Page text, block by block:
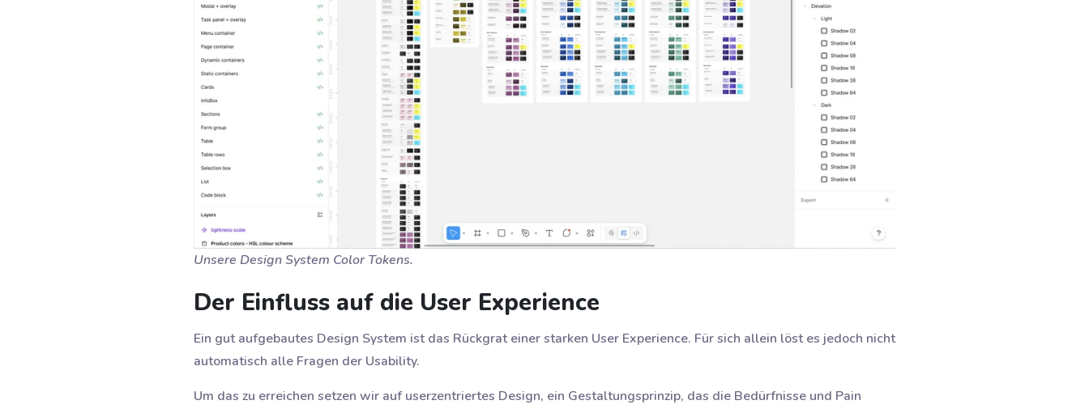
Unsere Design System Color Tokens.
Der Einfluss auf die User Experience
Ein gut aufgebautes Design System ist das Rückgrat einer starken User Experience. Für sich allein löst es jedoch nicht
automatisch alle Fragen der Usability.
Um das zu erreichen setzen wir auf userzentriertes Design, ein Gestaltungsprinzip, das die Bedürfnisse und Pain